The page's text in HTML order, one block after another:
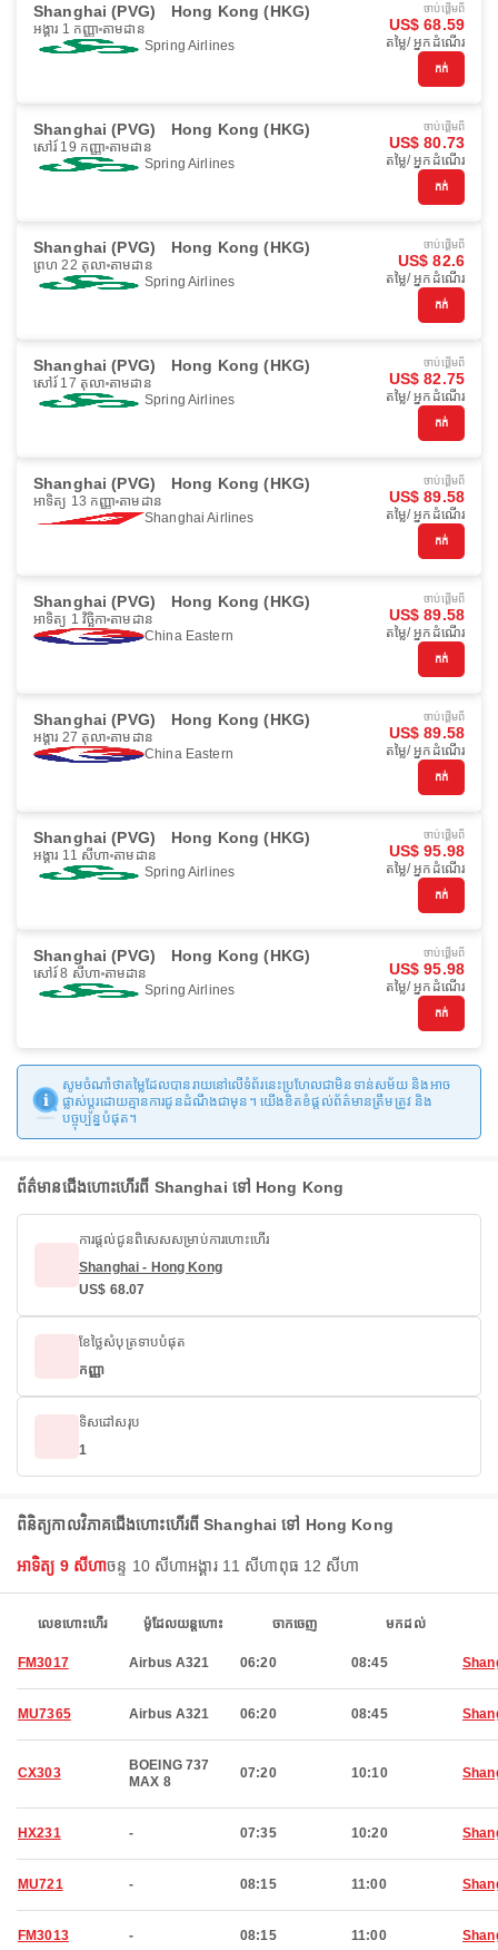
Shanghai (PVG) Hong Kong (HKG)
អង្គារ 1 កញ្ញា តាមដាន
Spring Airlines
ចាប់ផ្ដើមពី
US$ 68.59
តម្លៃ/ អ្នកដំណើរ
កក់
Shanghai (PVG) Hong Kong (HKG)
សៅរ៍ 19 កញ្ញា តាមដាន
Spring Airlines
ចាប់ផ្ដើមពី
US$ 80.73
តម្លៃ/ អ្នកដំណើរ
កក់
Shanghai (PVG) Hong Kong (HKG)
ព្រហ 22 តុលា តាមដាន
Spring Airlines
ចាប់ផ្ដើមពី
US$ 82.6
តម្លៃ/ អ្នកដំណើរ
កក់
Shanghai (PVG) Hong Kong (HKG)
សៅរ៍ 17 តុលា តាមដាន
Spring Airlines
ចាប់ផ្ដើមពី
US$ 82.75
តម្លៃ/ អ្នកដំណើរ
កក់
Shanghai (PVG) Hong Kong (HKG)
អាទិត្យ 13 កញ្ញា តាមដាន
Shanghai Airlines
ចាប់ផ្ដើមពី
US$ 89.58
តម្លៃ/ អ្នកដំណើរ
កក់
Shanghai (PVG) Hong Kong (HKG)
អាទិត្យ 1 វិច្ឆិកា តាមដាន
China Eastern
ចាប់ផ្ដើមពី
US$ 89.58
តម្លៃ/ អ្នកដំណើរ
កក់
Shanghai (PVG) Hong Kong (HKG)
អង្គារ 27 តុលា តាមដាន
China Eastern
ចាប់ផ្ដើមពី
US$ 89.58
តម្លៃ/ អ្នកដំណើរ
កក់
Shanghai (PVG) Hong Kong (HKG)
អង្គារ 11 សីហា តាមដាន
Spring Airlines
ចាប់ផ្ដើមពី
US$ 95.98
តម្លៃ/ អ្នកដំណើរ
កក់
Shanghai (PVG) Hong Kong (HKG)
សៅរ៍ 8 សីហា តាមដាន
Spring Airlines
ចាប់ផ្ដើមពី
US$ 95.98
តម្លៃ/ អ្នកដំណើរ
កក់
សូមចំណាំថាតម្លៃដែលបានរាយនៅលើទំព័រនេះប្រហែលជាមិនទាន់សម័យ និងអាច
ផ្លាស់ប្តូរដោយគ្មានការជូនដំណឹងជាមុន។ យើងខិតខំផ្តល់ព័ត៌មានត្រឹមត្រូវ និង
បច្ចុប្បន្នបំផុត។
ព័ត៌មានជើងហោះហើរពី Shanghai ទៅ Hong Kong
ការផ្តល់ជូនពិសេសសម្រាប់ការហោះហើរ
Shanghai - Hong Kong
US$ 68.07
ខែថ្លៃសំបុត្រទាបបំផុត
កញ្ញា
ទិសដៅសរុប
1
ពិនិត្យកាលវិភាគជើងហោះហើរពី Shanghai ទៅ Hong Kong
អាទិត្យ 9 សីហាចន្ទ 10 សីហាអង្គារ 11 សីហាពុធ 12 សីហា
លេខហោះហើរ ម៉ូដែលយន្តហោះ ចាកចេញ មកដល់
FM3017 Airbus A321 06:20 08:45
MU7365 Airbus A321 06:20 08:45
CX303
BOEING 737
MAX 8
07:20 10:10
HX231 - 07:35 10:20
MU721 - 08:15 11:00
FM3013 - 08:15 11:00